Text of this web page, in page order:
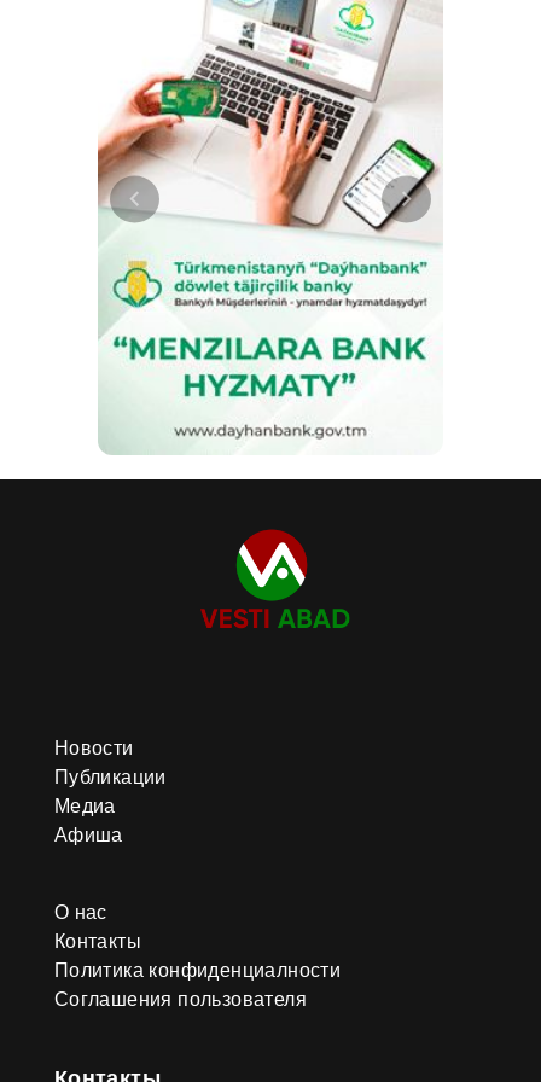
Новости
Публикации
Медиа
Афиша
О нас
Контакты
Политика конфиденциалности
Соглашения пользователя